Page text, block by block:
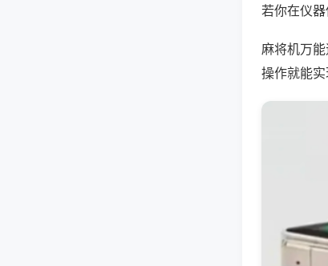
若你在仪
麻将机万
操作就能实